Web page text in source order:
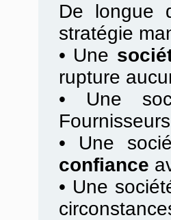
De longue
stratégie
• Une
rupture
• Une
Fournisseurs
• Une
confiance
• Une